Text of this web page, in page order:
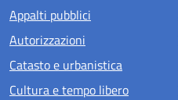
Appalti pubblici
Autorizzazioni
Catasto e urbanistica
Cultura e tempo libero